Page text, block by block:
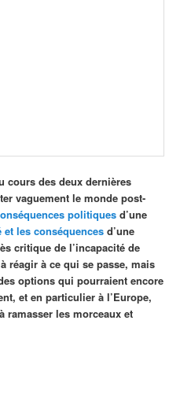
cours des deux dernières
vaguement le monde post-
politiques d’une
les conséquences d’une
critique de l’incapacité de
réagir à ce qui se passe, mais
options qui pourraient encore
et en particulier à l’Europe,
ramasser les morceaux et